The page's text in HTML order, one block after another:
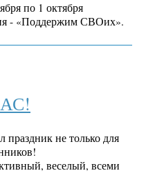
по 1 октября
- «Поддержим СВОих».
праздник не только для
веселый, всеми